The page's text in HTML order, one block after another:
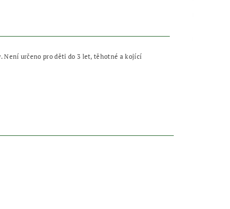
Není určeno pro děti do 3 let, těhotné a kojící